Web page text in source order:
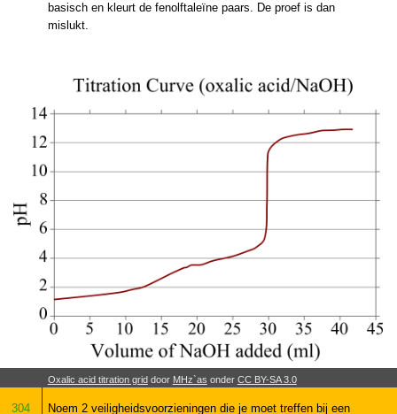
basisch en kleurt de fenolftaleïne paars. De proef is dan
mislukt.
Oxalic acid titration griddoor MHz`as onder CC BY-SA 3.0
304
Noem 2 veiligheidsvoorzieningen die je moet treffen bij een